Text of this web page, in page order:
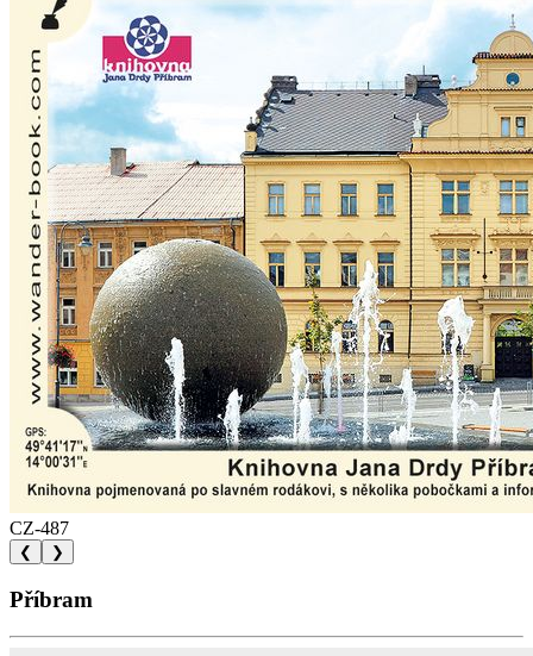
CZ-487
❮ ❯
Příbram